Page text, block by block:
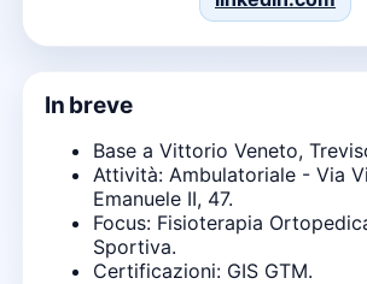
In breve
Base a Vittorio Veneto,
Attività: Ambulatoriale - Via
Emanuele II, 47.
Focus: Fisioterapia
Sportiva.
Certificazioni: GIS GTM.